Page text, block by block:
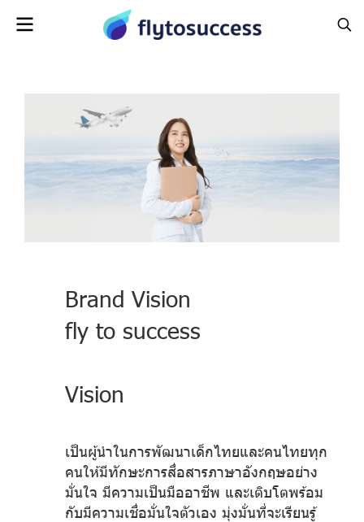
Brand Vision
fly to success
Vision
เป็นผู้นำในการพัฒนาเด็กไทยและคนไทยทุก
คนให้มีทักษะการสื่อสารภาษาอังกฤษอย่าง
มั่นใจ มีความเป็นมืออาชีพ และเติบโตพร้อม
กับมีความเชื่อมั่นใจตัวเอง มุ่งมั่นที่จะเรียนรู้